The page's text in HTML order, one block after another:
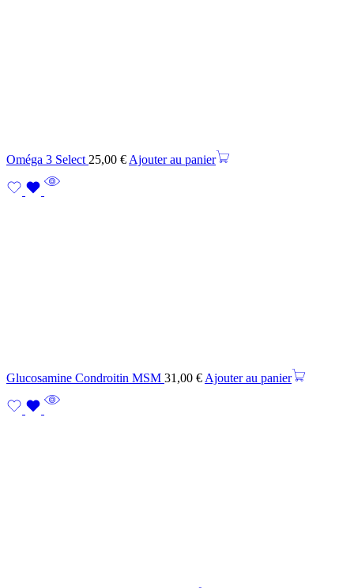
Oméga 3 Select 25,00 € Ajouter au panier
Glucosamine Condroitin MSM 31,00 € Ajouter au panier